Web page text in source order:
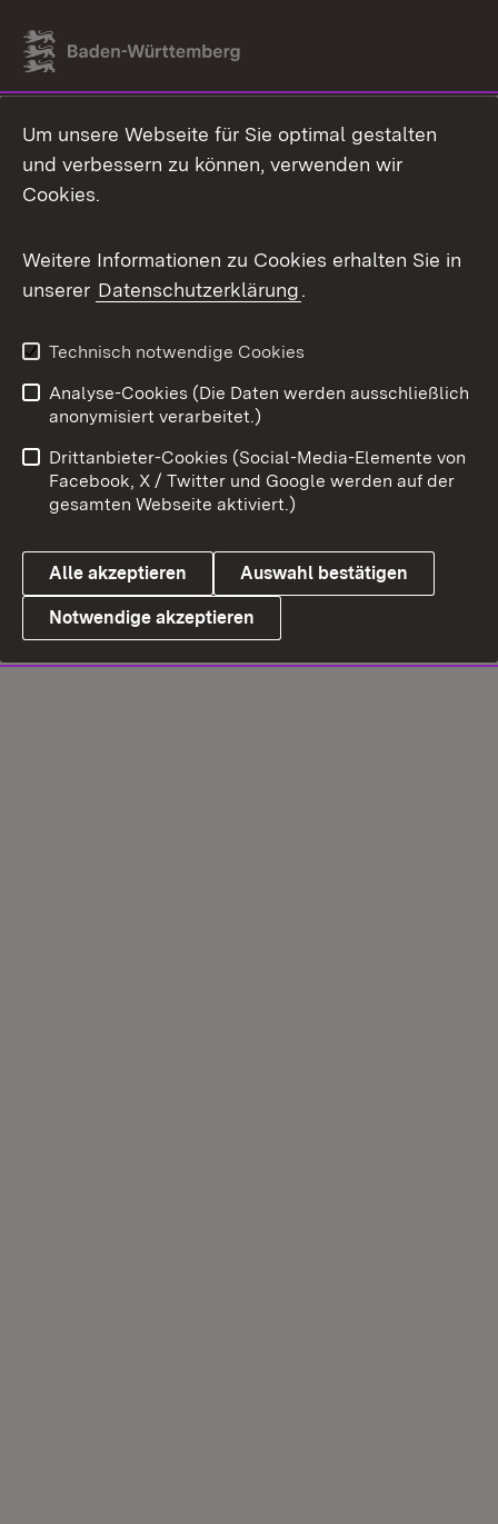
Link zum Landesportal
Um unsere Webseite für Sie optimal gestalten
und verbessern zu können, verwenden wir
Cookies.
Weitere Informationen zu Cookies erhalten Sie in
unserer Datenschutzerklärung.
Technisch notwendige Cookies
Analyse-Cookies (Die Daten werden ausschließlich
anonymisiert verarbeitet.)
Drittanbieter-Cookies (Social-Media-Elemente von
Facebook, X / Twitter und Google werden auf der
gesamten Webseite aktiviert.)
Alle akzeptieren Auswahl bestätigen
Notwendige akzeptieren